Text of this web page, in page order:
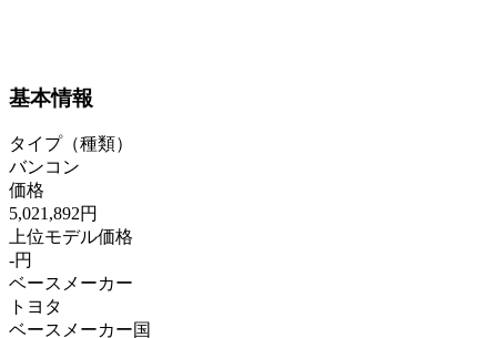
基本情報
タイプ（種類）
バンコン
価格
5,021,892円
上位モデル価格
-円
ベースメーカー
トヨタ
ベースメーカー国